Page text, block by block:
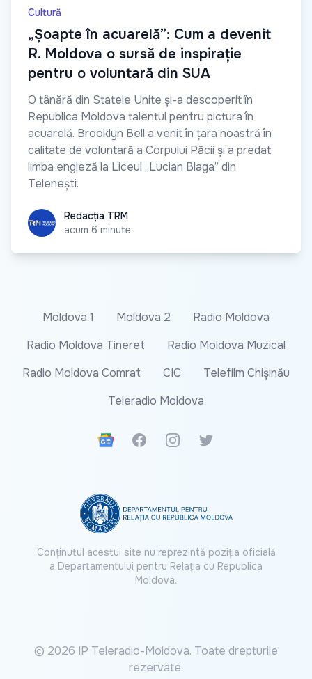
Cultură
„Șoapte în acuarelă”: Cum a devenit
R. Moldova o sursă de inspirație
pentru o voluntară din SUA
O tânără din Statele Unite și-a descoperit în
Republica Moldova talentul pentru pictura în
acuarelă. Brooklyn Bell a venit în țara noastră în
calitate de voluntară a Corpului Păcii și a predat
limba engleză la Liceul „Lucian Blaga” din
Telenești.
Redacția TRM
Redacția TRM
acum 6 minute
Moldova 1 Moldova 2
Radio Moldova
Radio Moldova Tineret
Radio Moldova Muzical
Radio Moldova Comrat
CIC
Telefilm Chișinău
Teleradio Moldova
Google News
FacebookInstagramTwitter
Conținutul acestui site nu reprezintă poziția oficială
a Departamentului pentru Relația cu Republica
Moldova.
© 2026 IP Teleradio-Moldova. Toate drepturile
rezervate.